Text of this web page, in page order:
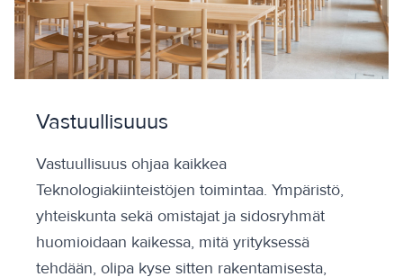
Vastuullisuuus
Vastuullisuus ohjaa kaikkea
Teknologiakiinteistöjen toimintaa. Ympäristö,
yhteiskunta sekä omistajat ja sidosryhmät
huomioidaan kaikessa, mitä yrityksessä
tehdään, olipa kyse sitten rakentamisesta,